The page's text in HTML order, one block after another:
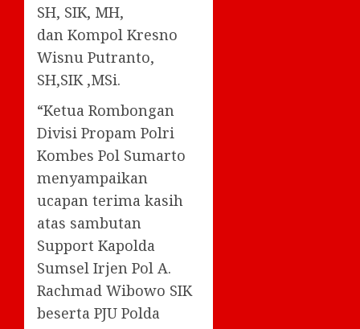
SH, SIK, MH,
dan Kompol Kresno
Wisnu Putranto,
SH,SIK ,MSi.
“Ketua Rombongan
Divisi Propam Polri
Kombes Pol Sumarto
menyampaikan
ucapan terima kasih
atas sambutan
Support Kapolda
Sumsel Irjen Pol A.
Rachmad Wibowo SIK
beserta PJU Polda